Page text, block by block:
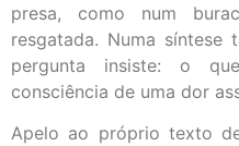
presa, como num
resgatada. Numa síntese
pergunta insiste: o
consciência de uma dor
Apelo ao próprio texto